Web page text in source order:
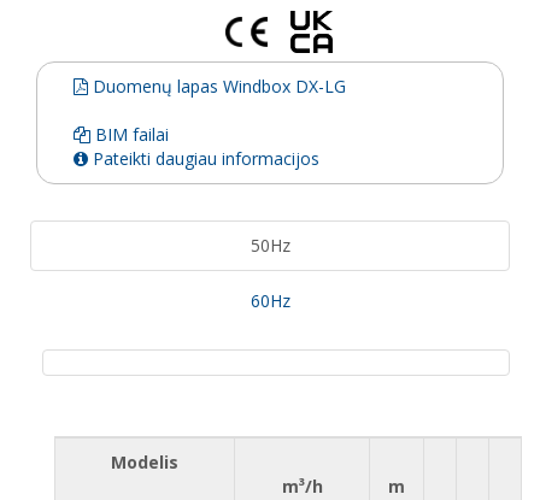
Duomenų lapas Windbox DX-LG
BIM failai
Pateikti daugiau informacijos
50Hz
60Hz
Modelis
m³/h
m